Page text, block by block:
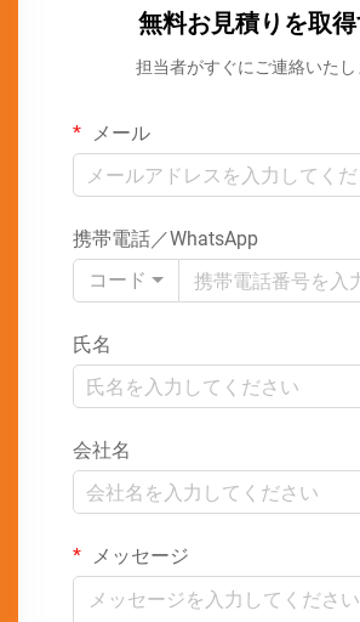
無料お見積りを取
担当者がすぐにご連絡いたし
メール
携帯電話／WhatsApp
コード
氏名
会社名
メッセージ